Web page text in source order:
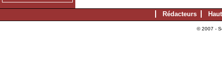
Rédacteurs
© 2007 -